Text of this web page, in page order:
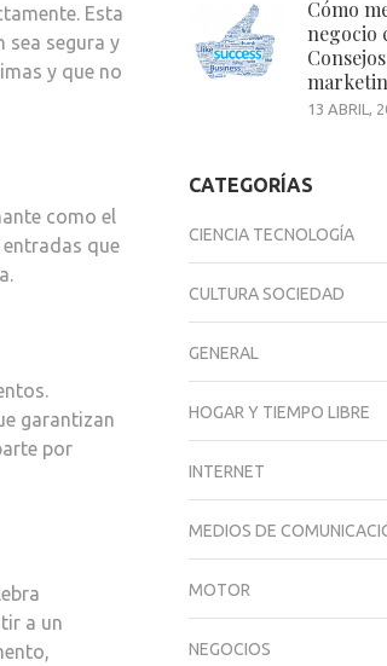
Esta
segura y
y que no
como el
entradas que
garantizan
por
a un
Cómo
negocio
13 ABRIL,
CATEGORÍAS
CIENCIA TECNOLOGÍA
CULTURA SOCIEDAD
GENERAL
HOGAR Y TIEMPO LIBRE
INTERNET
MEDIOS DE
MOTOR
NEGOCIOS